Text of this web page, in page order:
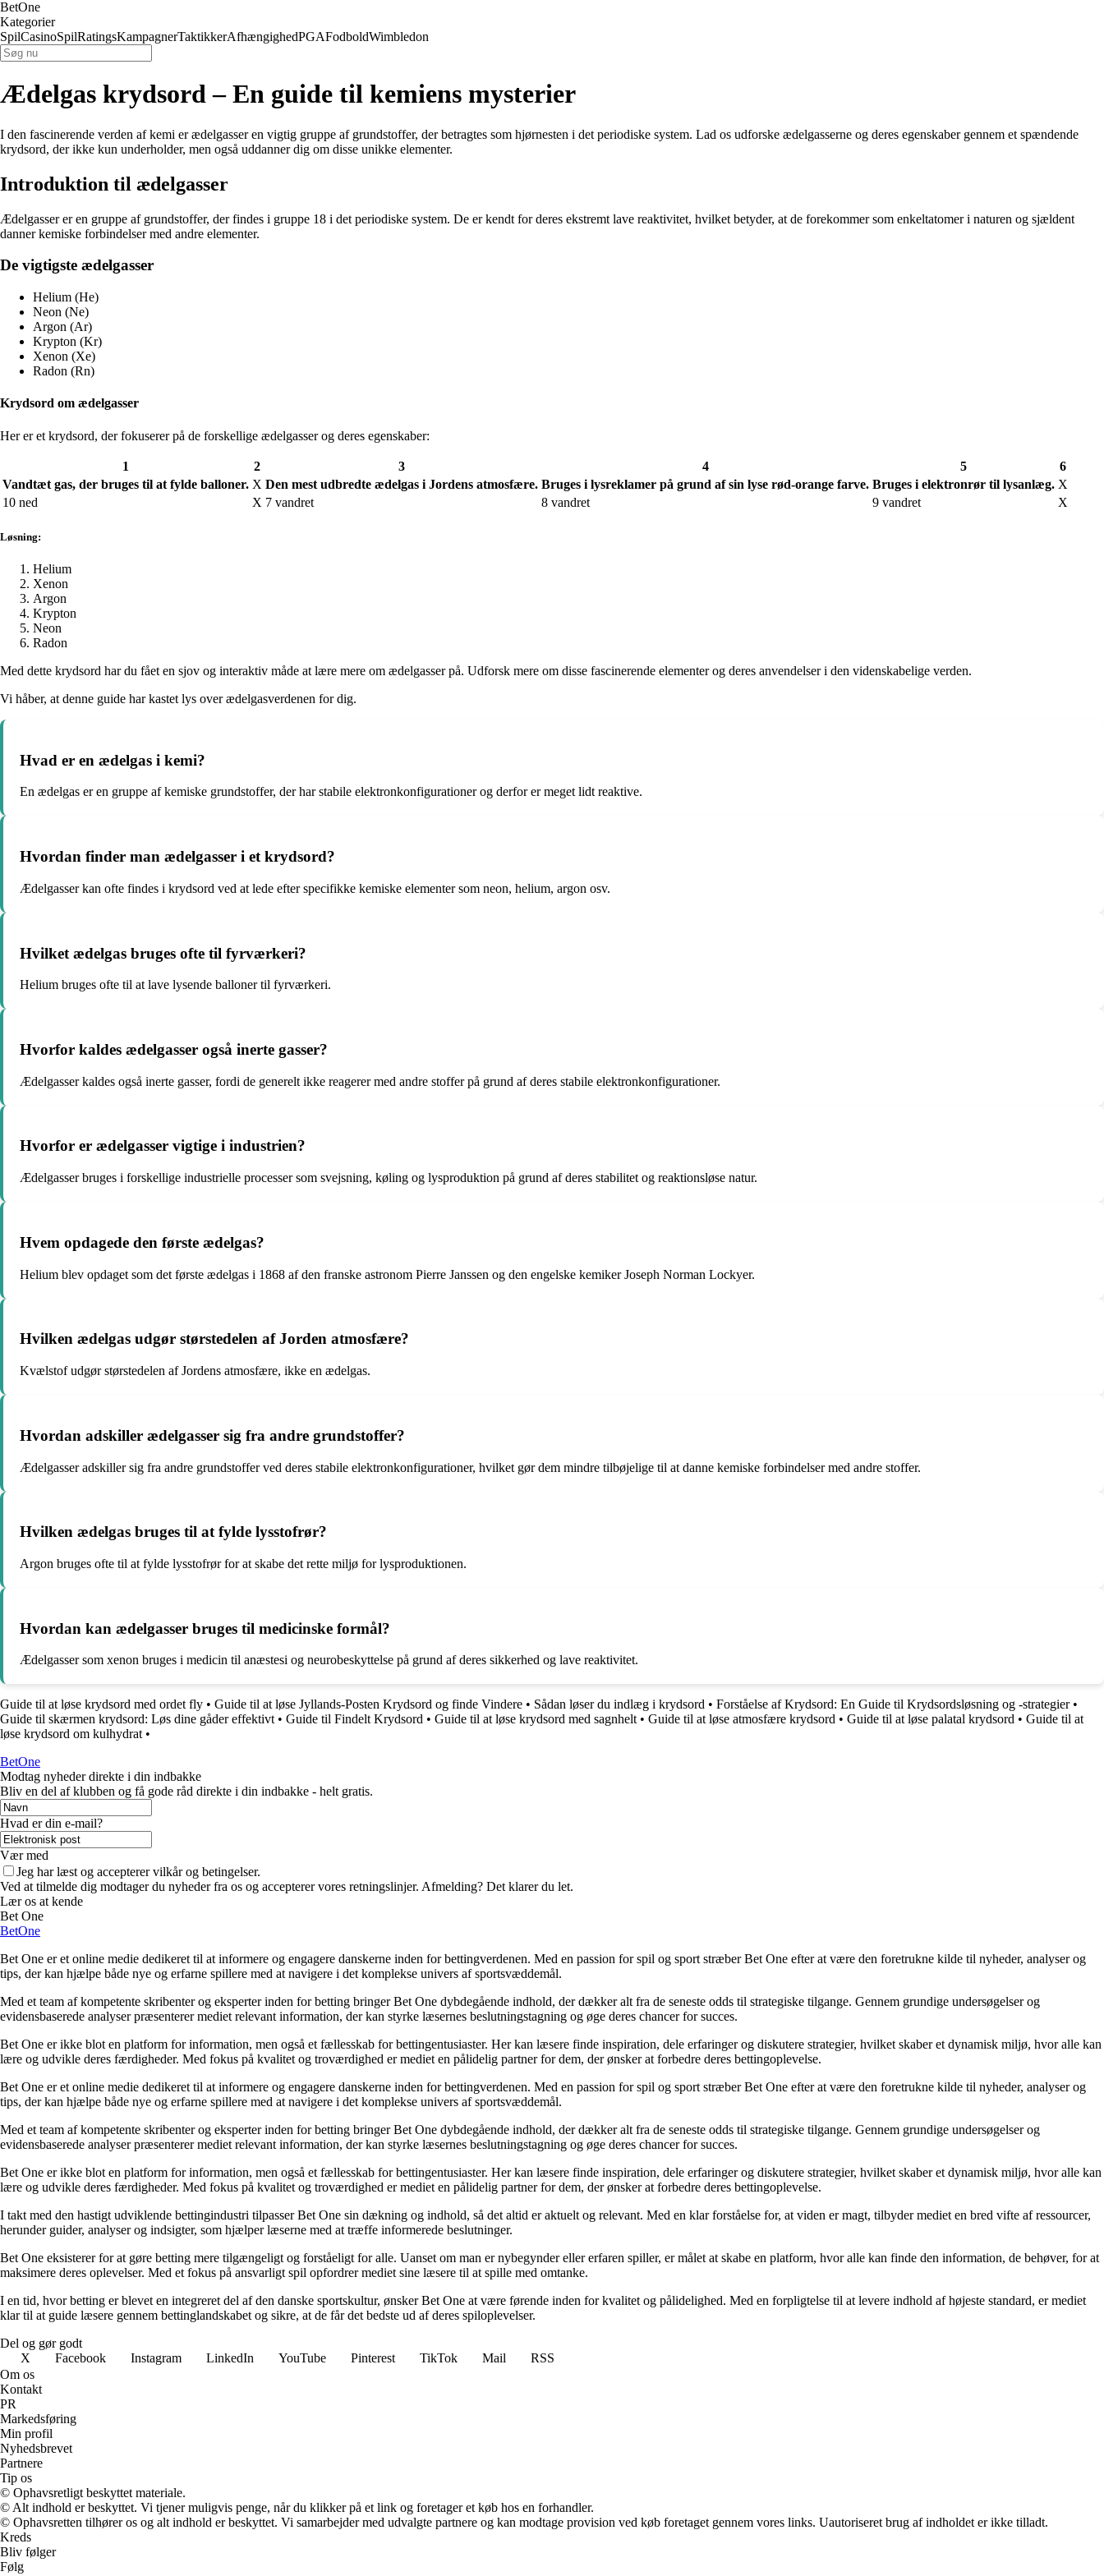
BetOne
Kategorier
SpilCasinoSpilRatingsKampagnerTaktikkerAfhængighedPGAFodboldWimbledon
Ædelgas krydsord – En guide til kemiens mysterier
I den fascinerende verden af kemi er ædelgasser en vigtig gruppe af grundstoffer, der betragtes som hjørnesten i det periodiske system. Lad os udforske ædelgasserne og deres egenskaber gennem et spændende
krydsord, der ikke kun underholder, men også uddanner dig om disse unikke elementer.
Introduktion til ædelgasser
Ædelgasser er en gruppe af grundstoffer, der findes i gruppe 18 i det periodiske system. De er kendt for deres ekstremt lave reaktivitet, hvilket betyder, at de forekommer som enkeltatomer i naturen og sjældent
danner kemiske forbindelser med andre elementer.
De vigtigste ædelgasser
Helium (He)
Neon (Ne)
Argon (Ar)
Krypton (Kr)
Xenon (Xe)
Radon (Rn)
Krydsord om ædelgasser
Her er et krydsord, der fokuserer på de forskellige ædelgasser og deres egenskaber:
1 2 3 4 5
6
Vandtæt gas, der bruges til at fylde balloner. X Den mest udbredte ædelgas i Jordens atmosfære. Bruges i lysreklamer på grund af sin lyse rød-orange farve. Bruges i elektronrør til lysanlæg. X
10 ned
X 7 vandret 8 vandret 9 vandret X
Løsning:
Helium
Xenon
Argon
Krypton
Neon
Radon
Med dette krydsord har du fået en sjov og interaktiv måde at lære mere om ædelgasser på. Udforsk mere om disse fascinerende elementer og deres anvendelser i den videnskabelige verden.
Vi håber, at denne guide har kastet lys over ædelgasverdenen for dig.
Hvad er en ædelgas i kemi?
En ædelgas er en gruppe af kemiske grundstoffer, der har stabile elektronkonfigurationer og derfor er meget lidt reaktive.
Hvordan finder man ædelgasser i et krydsord?
Ædelgasser kan ofte findes i krydsord ved at lede efter specifikke kemiske elementer som neon, helium, argon osv.
Hvilket ædelgas bruges ofte til fyrværkeri?
Helium bruges ofte til at lave lysende balloner til fyrværkeri.
Hvorfor kaldes ædelgasser også inerte gasser?
Ædelgasser kaldes også inerte gasser, fordi de generelt ikke reagerer med andre stoffer på grund af deres stabile elektronkonfigurationer.
Hvorfor er ædelgasser vigtige i industrien?
Ædelgasser bruges i forskellige industrielle processer som svejsning, køling og lysproduktion på grund af deres stabilitet og reaktionsløse natur.
Hvem opdagede den første ædelgas?
Helium blev opdaget som det første ædelgas i 1868 af den franske astronom Pierre Janssen og den engelske kemiker Joseph Norman Lockyer.
Hvilken ædelgas udgør størstedelen af Jorden atmosfære?
Kvælstof udgør størstedelen af Jordens atmosfære, ikke en ædelgas.
Hvordan adskiller ædelgasser sig fra andre grundstoffer?
Ædelgasser adskiller sig fra andre grundstoffer ved deres stabile elektronkonfigurationer, hvilket gør dem mindre tilbøjelige til at danne kemiske forbindelser med andre stoffer.
Hvilken ædelgas bruges til at fylde lysstofrør?
Argon bruges ofte til at fylde lysstofrør for at skabe det rette miljø for lysproduktionen.
Hvordan kan ædelgasser bruges til medicinske formål?
Ædelgasser som xenon bruges i medicin til anæstesi og neurobeskyttelse på grund af deres sikkerhed og lave reaktivitet.
Guide til at løse krydsord med ordet fly • Guide til at løse Jyllands-Posten Krydsord og finde Vindere • Sådan løser du indlæg i krydsord • Forståelse af Krydsord: En Guide til Krydsordsløsning og -strategier•
Guide til skærmen krydsord: Løs dine gåder effektivt • Guide til Findelt Krydsord • Guide til at løse krydsord med sagnhelt • Guide til at løse atmosfære krydsord • Guide til at løse palatal krydsord • Guide til at
løse krydsord om kulhydrat •
BetOne
Modtag nyheder direkte i din indbakke
Bliv en del af klubben og få gode råd direkte i din indbakke - helt gratis.
Hvad er din e-mail?
Vær med
Jeg har læst og accepterer vilkår og betingelser.
Ved at tilmelde dig modtager du nyheder fra os og accepterer vores retningslinjer. Afmelding? Det klarer du let.
Lær os at kende
Bet One
BetOne
Bet One er et online medie dedikeret til at informere og engagere danskerne inden for bettingverdenen. Med en passion for spil og sport stræber Bet One efter at være den foretrukne kilde til nyheder, analyser og
tips, der kan hjælpe både nye og erfarne spillere med at navigere i det komplekse univers af sportsvæddemål.
Med et team af kompetente skribenter og eksperter inden for betting bringer Bet One dybdegående indhold, der dækker alt fra de seneste odds til strategiske tilgange. Gennem grundige undersøgelser og
evidensbaserede analyser præsenterer mediet relevant information, der kan styrke læsernes beslutningstagning og øge deres chancer for succes.
Bet One er ikke blot en platform for information, men også et fællesskab for bettingentusiaster. Her kan læsere finde inspiration, dele erfaringer og diskutere strategier, hvilket skaber et dynamisk miljø, hvor alle kan
lære og udvikle deres færdigheder. Med fokus på kvalitet og troværdighed er mediet en pålidelig partner for dem, der ønsker at forbedre deres bettingoplevelse.
Bet One er et online medie dedikeret til at informere og engagere danskerne inden for bettingverdenen. Med en passion for spil og sport stræber Bet One efter at være den foretrukne kilde til nyheder, analyser og
tips, der kan hjælpe både nye og erfarne spillere med at navigere i det komplekse univers af sportsvæddemål.
Med et team af kompetente skribenter og eksperter inden for betting bringer Bet One dybdegående indhold, der dækker alt fra de seneste odds til strategiske tilgange. Gennem grundige undersøgelser og
evidensbaserede analyser præsenterer mediet relevant information, der kan styrke læsernes beslutningstagning og øge deres chancer for succes.
Bet One er ikke blot en platform for information, men også et fællesskab for bettingentusiaster. Her kan læsere finde inspiration, dele erfaringer og diskutere strategier, hvilket skaber et dynamisk miljø, hvor alle kan
lære og udvikle deres færdigheder. Med fokus på kvalitet og troværdighed er mediet en pålidelig partner for dem, der ønsker at forbedre deres bettingoplevelse.
I takt med den hastigt udviklende bettingindustri tilpasser Bet One sin dækning og indhold, så det altid er aktuelt og relevant. Med en klar forståelse for, at viden er magt, tilbyder mediet en bred vifte af ressourcer,
herunder guider, analyser og indsigter, som hjælper læserne med at træffe informerede beslutninger.
Bet One eksisterer for at gøre betting mere tilgængeligt og forståeligt for alle. Uanset om man er nybegynder eller erfaren spiller, er målet at skabe en platform, hvor alle kan finde den information, de behøver, for at
maksimere deres oplevelser. Med et fokus på ansvarligt spil opfordrer mediet sine læsere til at spille med omtanke.
I en tid, hvor betting er blevet en integreret del af den danske sportskultur, ønsker Bet One at være førende inden for kvalitet og pålidelighed. Med en forpligtelse til at levere indhold af højeste standard, er mediet
klar til at guide læsere gennem bettinglandskabet og sikre, at de får det bedste ud af deres spiloplevelser.
Del og gør godt
X
Facebook Instagram LinkedIn YouTube Pinterest TikTok Mail
RSS
Om os
Kontakt
PR
Markedsføring
Min profil
Nyhedsbrevet
Partnere
Tip os
© Ophavsretligt beskyttet materiale.
© Alt indhold er beskyttet. Vi tjener muligvis penge, når du klikker på et link og foretager et køb hos en forhandler.
© Ophavsretten tilhører os og alt indhold er beskyttet. Vi samarbejder med udvalgte partnere og kan modtage provision ved køb foretaget gennem vores links. Uautoriseret brug af indholdet er ikke tilladt.
Kreds
Bliv følger
Følg